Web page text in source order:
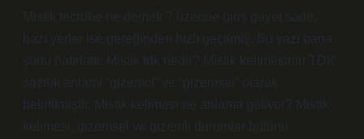
Mistik tecrübe ne demek ? üzerine giriş gayet sade,
bazı yerler ise gereğinden hızlı geçilmiş. Bu yazı bana
şunu hatırlattı: Mistik tdk nedir? Mistik kelimesinin TDK
sözlük anlamı “gizemci” ve “gizemsel” olarak
belirtilmiştir. Mistik kelimesi ne anlama geliyor? Mistik
kelimesi, gizemsel ve gizemli durumlar bütünü